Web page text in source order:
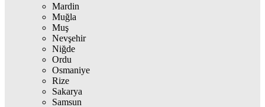
Mardin
Muğla
Muş
Nevşehir
Niğde
Ordu
Osmaniye
Rize
Sakarya
Samsun